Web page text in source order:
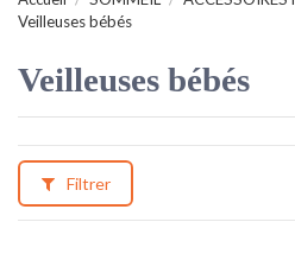
Veilleuses bébés
Veilleuses bébés
Filtrer